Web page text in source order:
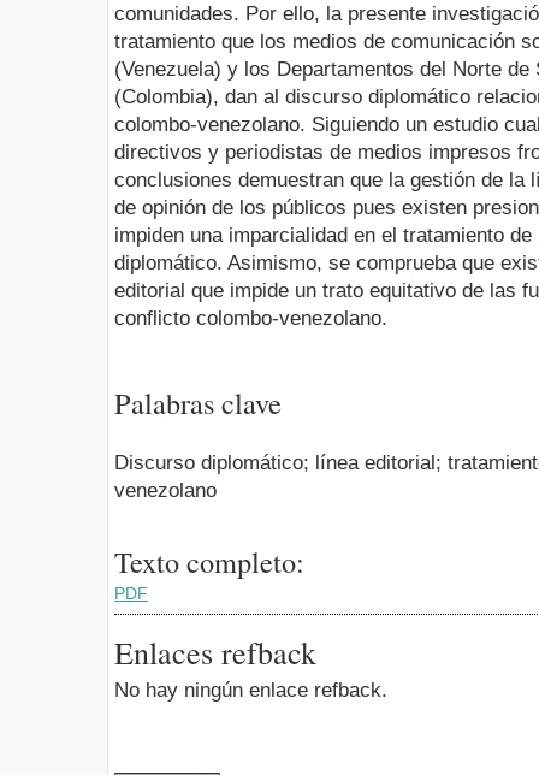
comunidades. Por ello, la presente
tratamiento que los medios de comunicación
(Venezuela) y los Departamentos del Norte de
(Colombia), dan al discurso diplomático
colombo-venezolano. Siguiendo un estudio
directivos y periodistas de medios impresos
conclusiones demuestran que la gestión de la
de opinión de los públicos pues existen
impiden una imparcialidad en el tratamiento
diplomático. Asimismo, se comprueba que
editorial que impide un trato equitativo de las
conflicto colombo-venezolano.
Palabras clave
Discurso diplomático; línea editorial;
venezolano
Texto completo:
PDF
Enlaces refback
No hay ningún enlace refback.